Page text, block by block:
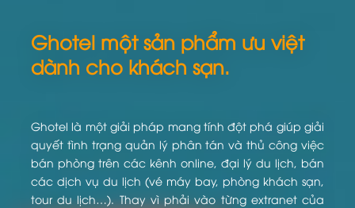
Ghotel một sản phẩm ưu việt
dành cho khách sạn.
Ghotel là một giải pháp mang tính đột phá giúp giải
quyết tình trạng quản lý phân tán và thủ công việc
bán phòng trên các kênh online, đại lý du lịch, bán
các dịch vụ du lịch (vé máy bay, phòng khách sạn,
tour du lịch…). Thay vì phải vào từng extranet của